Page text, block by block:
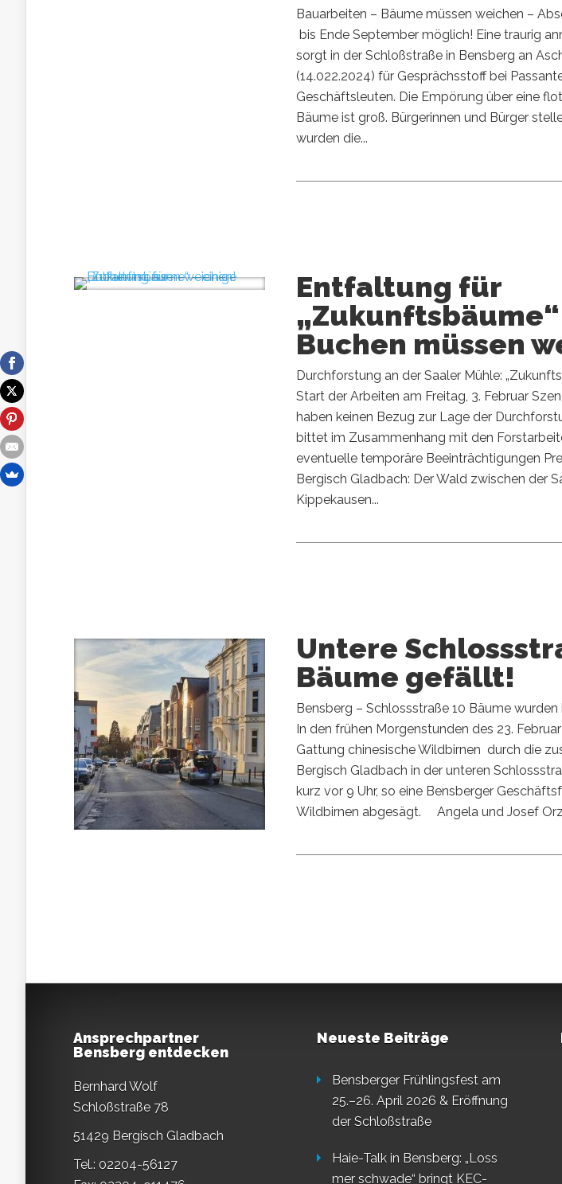
Bauarbeiten – Bäume müssen weichen –
bis Ende September möglich! Eine traurig
sorgt in der Schloßstraße in Bensberg an
(14.022.2024) für Gesprächsstoff bei
Geschäftsleuten. Die Empörung über eine
Bäume ist groß. Bürgerinnen und Bürger
wurden die...
Entfaltung für
Buchen müssen
Durchforstung an der Saaler Mühle:
Start der Arbeiten am Freitag, 3. Februar
haben keinen Bezug zur Lage der
bittet im Zusammenhang mit den
eventuelle temporäre Beeinträchtigungen
Bergisch Gladbach: Der Wald zwischen der
Kippekausen...
Untere
Bäume gefällt!
Bensberg – Schlossstraße 10 Bäume
In den frühen Morgenstunden des 23.
Gattung chinesische Wildbirnen durch die
Bergisch Gladbach in der unteren
kurz vor 9 Uhr, so eine Bensberger
Wildbirnen abgesägt. Angela und Josef
Ansprechpartner
Bensberg entdecken
Bernhard Wolf
Schloßstraße 78
51429 Bergisch Gladbach
Tel.: 02204-56127
Neueste Beiträge
Bensberger Frühlingsfest am
25.–26. April 2026 & Eröffnung
der Schloßstraße
Haie-Talk in Bensberg: „Loss
mer schwade“ bringt KEC-